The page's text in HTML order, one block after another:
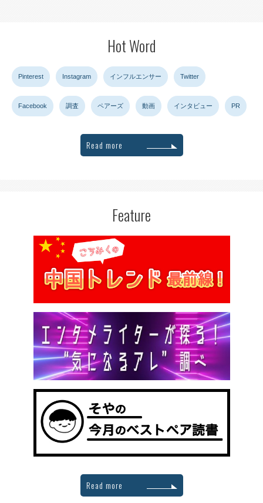
Hot Word
Pinterest Instagram インフルエンサー Twitter
Facebook 調査 ペアーズ 動画 インタビュー PR
Read more
Feature
Read more